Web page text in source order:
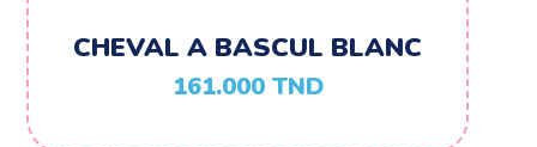
CHEVAL A BASCUL BLANC
161.000 TND